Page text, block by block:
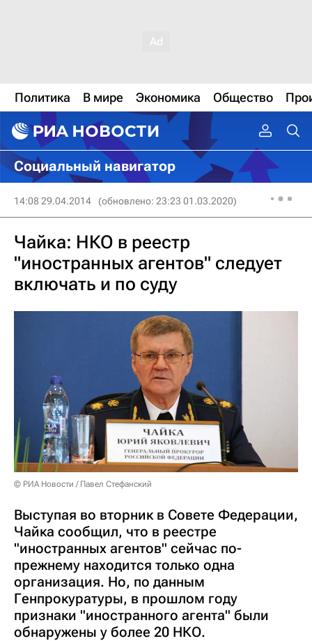
Политика В мире Экономика Общество
Социальный навигатор
14:08 29.04.2014 (обновлено: 23:23 01.03.2020)
Чайка: НКО в реестр
"иностранных агентов" следует
включать и по суду
© РИА Новости / Павел Стефанский
Выступая во вторник в Совете Федерации,
Чайка сообщил, что в реестре
"иностранных агентов" сейчас по-
прежнему находится только одна
организация. Но, по данным
Генпрокуратуры, в прошлом году
признаки "иностранного агента" были
обнаружены у более 20 НКО.